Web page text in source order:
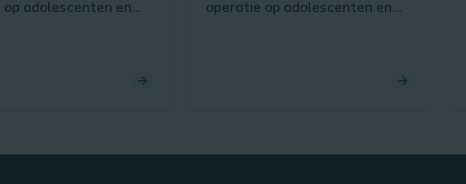
adolescenten en
operatie op adolescenten en